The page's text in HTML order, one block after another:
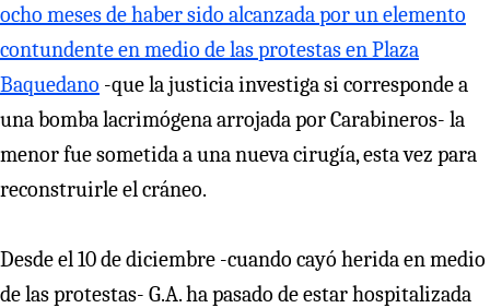
ocho meses de haber sido alcanzada por un elemento
contundente en medio de las protestas en Plaza
Baquedano -que la justicia investiga si corresponde a
una bomba lacrimógena arrojada por Carabineros- la
menor fue sometida a una nueva cirugía, esta vez para
reconstruirle el cráneo.
Desde el 10 de diciembre -cuando cayó herida en medio
de las protestas- G.A. ha pasado de estar hospitalizada